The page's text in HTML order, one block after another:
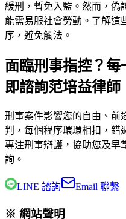
緩刑，暫免入監。然而，偽
能需易服社會勞動。了解這
序，避免觸法。
面臨刑事指控？
即諮詢范培益律師
刑事案件影響您的自由、前
判，每個程序環環相扣，錯
專注刑事辯護，協助您及早
詢。
LINE 諮詢 Email 聯繫
※ 網站聲明